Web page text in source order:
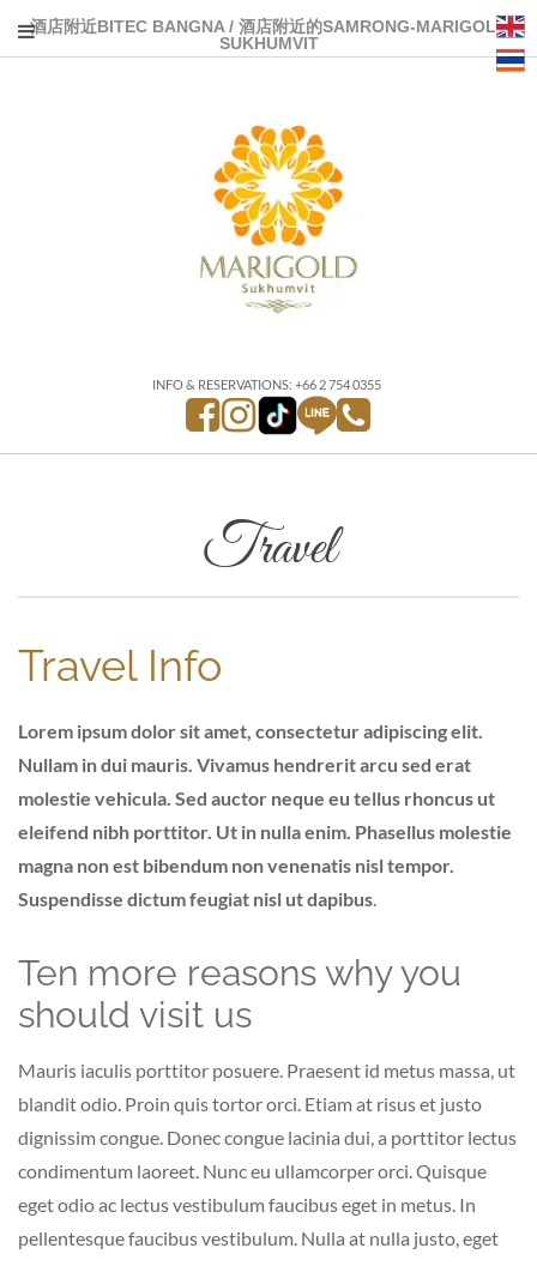
酒店附近BITEC BANGNA / 酒店附近的SAMRONG-MARIGOLD
SUKHUMVIT
INFO & RESERVATIONS: +66 2 754 0355
Travel
Travel Info
Lorem ipsum dolor sit amet, consectetur adipiscing elit.
Nullam in dui mauris. Vivamus hendrerit arcu sed erat
molestie vehicula. Sed auctor neque eu tellus rhoncus ut
eleifend nibh porttitor. Ut in nulla enim. Phasellus molestie
magna non est bibendum non venenatis nisl tempor.
Suspendisse dictum feugiat nisl ut dapibus.
Ten more reasons why you
should visit us
Mauris iaculis porttitor posuere. Praesent id metus massa, ut
blandit odio. Proin quis tortor orci. Etiam at risus et justo
dignissim congue. Donec congue lacinia dui, a porttitor lectus
condimentum laoreet. Nunc eu ullamcorper orci. Quisque
eget odio ac lectus vestibulum faucibus eget in metus. In
pellentesque faucibus vestibulum. Nulla at nulla justo, eget